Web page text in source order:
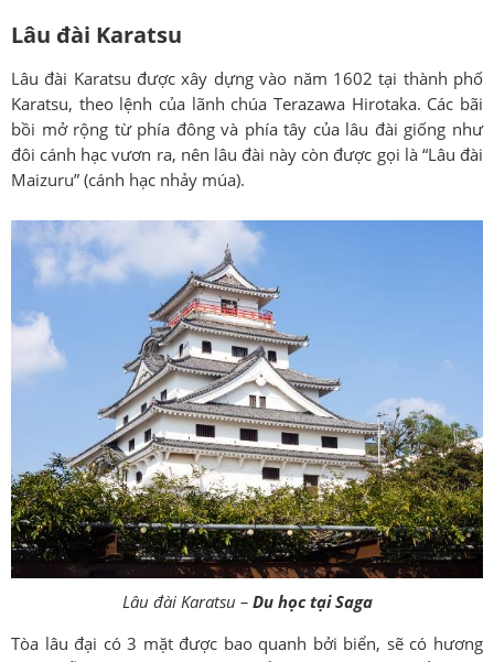
Lâu đài Karatsu
Lâu đài Karatsu được xây dựng vào năm 1602 tại thành phố
Karatsu, theo lệnh của lãnh chúa Terazawa Hirotaka. Các bãi
bồi mở rộng từ phía đông và phía tây của lâu đài giống như
đôi cánh hạc vươn ra, nên lâu đài này còn được gọi là “Lâu đài
Maizuru” (cánh hạc nhảy múa).
Lâu đài Karatsu – Du học tại Saga
Tòa lâu đại có 3 mặt được bao quanh bởi biển, sẽ có hương